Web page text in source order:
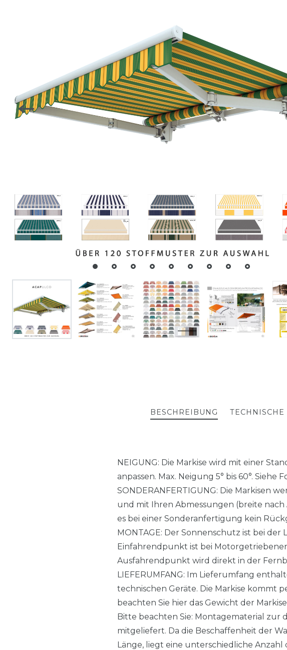
BESCHREIBUNG TECHNISCHE
NEIGUNG: Die Markise wird mit einer
anpassen. Max. Neigung 5° bis 60°. Siehe
SONDERANFERTIGUNG: Die Markisen
und mit Ihren Abmessungen (breite nach
es bei einer Sonderanfertigung kein
MONTAGE: Der Sonnenschutz ist bei
Einfahrendpunkt ist bei
Ausfahrendpunkt wird direkt in der
LIEFERUMFANG: Im Lieferumfang
technischen Geräte. Die Markise kommt
beachten Sie hier das Gewicht der
Bitte beachten Sie: Montagematerial zur
mitgeliefert. Da die Beschaffenheit der
Länge, liegt eine unterschiedliche